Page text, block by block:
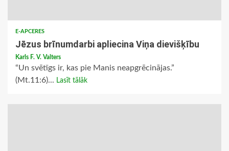
E-APCERES
Jēzus brīnumdarbi apliecina Viņa dievišķību
Karls F. V. Valters
“Un svētīgs ir, kas pie Manis neapgrēcinājas.”
(Mt.11:6)... Lasīt tālāk